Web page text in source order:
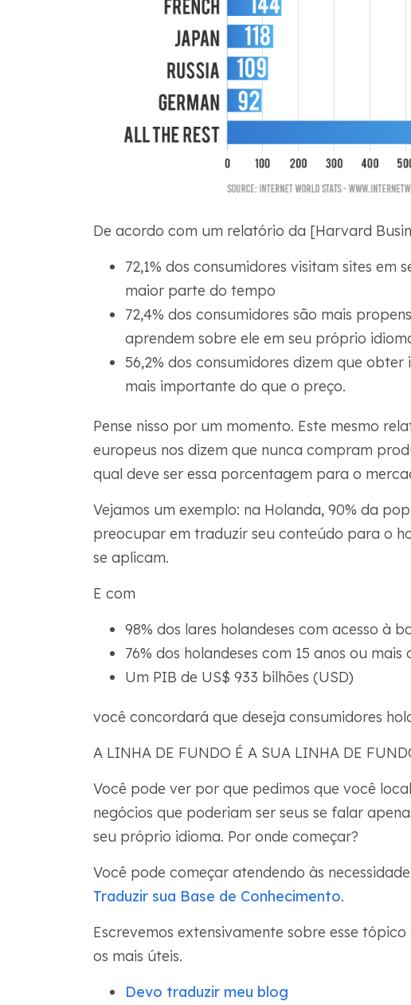
De acordo com um relatório da [Harvard
72,1% dos consumidores visitam sites
maior parte do tempo
72,4% dos consumidores são mais
aprendem sobre ele em seu próprio
56,2% dos consumidores dizem que
mais importante do que o preço.
Pense nisso por um momento. Este mesmo
europeus nos dizem que nunca compram
qual deve ser essa porcentagem para o
Vejamos um exemplo: na Holanda, 90% da
preocupar em traduzir seu conteúdo para o
se aplicam.
E com
98% dos lares holandeses com acesso à
76% dos holandeses com 15 anos ou
Um PIB de US$ 933 bilhões (USD)
você concordará que deseja consumidores
A LINHA DE FUNDO É A SUA LINHA DE
Você pode ver por que pedimos que você
negócios que poderiam ser seus se falar
seu próprio idioma. Por onde começar?
Você pode começar atendendo às
Traduzir sua Base de Conhecimento.
Escrevemos extensivamente sobre esse
os mais úteis.
Devo traduzir meu blog